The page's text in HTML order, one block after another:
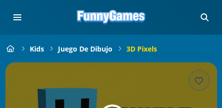
Kids Juego De Dibujo 3D Pixels